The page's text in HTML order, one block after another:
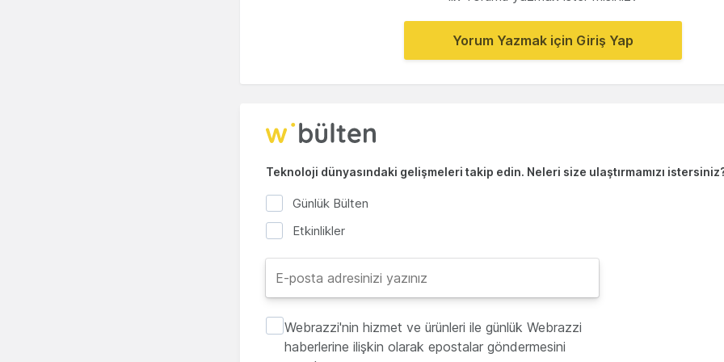
Yorum Yazmak için Giriş Yap
Teknoloji dünyasındaki gelişmeleri takip edin. Neleri size ulaştırmamızı
Günlük Bülten
Etkinlikler
Webrazzi'nin hizmet ve ürünleri ile günlük Webrazzi
haberlerine ilişkin olarak epostalar göndermesini